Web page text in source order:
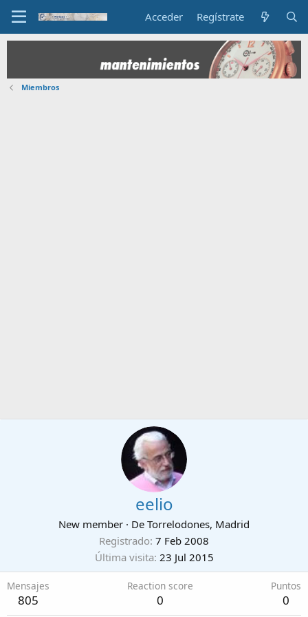
Acceder Regístrate
Miembros
eelio
New member · De Torrelodones, Madrid
Registrado 7 Feb 2008
Última visita 23 Jul 2015
Mensajes
805
Reaction score
0
Puntos
0